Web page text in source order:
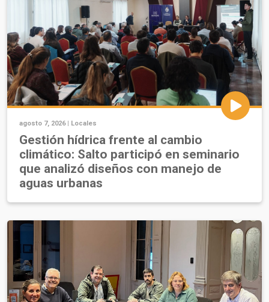
agosto 7, 2026 | Locales
Gestión hídrica frente al cambio
climático: Salto participó en seminario
que analizó diseños con manejo de
aguas urbanas